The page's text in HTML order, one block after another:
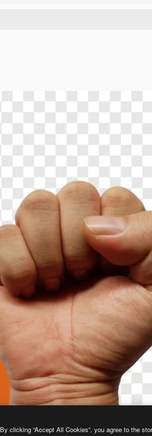
By clicking “Accept All Cookies”, you agree to the